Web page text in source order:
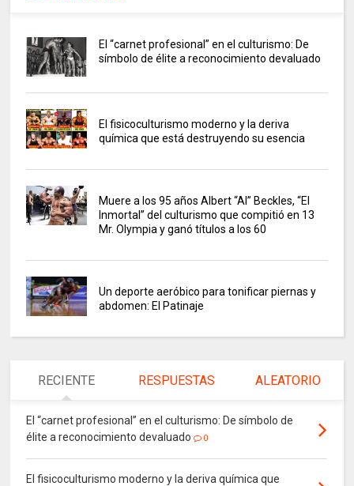
El “carnet profesional” en el culturismo: De
símbolo de élite a reconocimiento devaluado
El fisicoculturismo moderno y la deriva
química que está destruyendo su esencia
Muere a los 95 años Albert “Al” Beckles, “El
Inmortal” del culturismo que compitió en 13
Mr. Olympia y ganó títulos a los 60
Un deporte aeróbico para tonificar piernas y
abdomen: El Patinaje
RECIENTE RESPUESTAS ALEATORIO
El “carnet profesional” en el culturismo: De símbolo de
élite a reconocimiento devaluado
0
El fisicoculturismo moderno y la deriva química que